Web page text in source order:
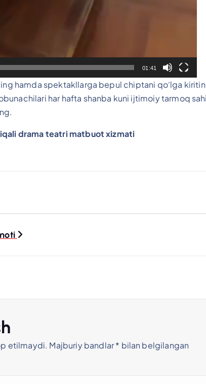
01:41
hamda spektakllarga bepul chiptani qo‘lga
har hafta shanba kuni ijtimoiy tarmoq
drama teatri matbuot xizmati
etilmaydi. Majburiy bandlar* bilan belgilangan